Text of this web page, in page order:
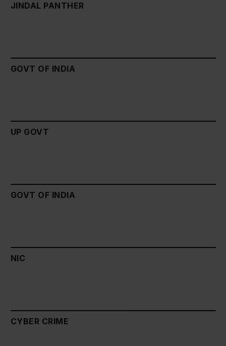
JINDAL PANTHER
GOVT OF INDIA
UP GOVT
GOVT OF INDIA
NIC
CYBER CRIME